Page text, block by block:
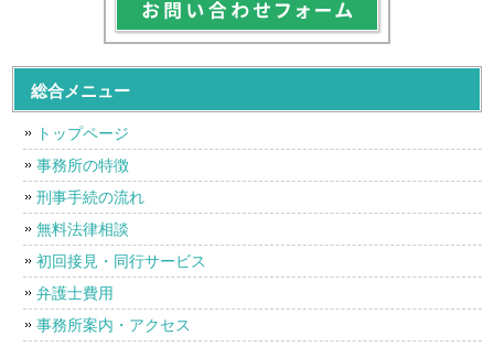
総合メニュー
トップページ
事務所の特徴
刑事手続の流れ
無料法律相談
初回接見・同行サービス
弁護士費用
事務所案内・アクセス